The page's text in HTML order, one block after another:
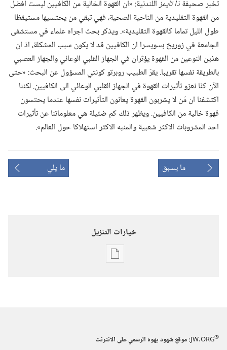
تخبر صحيفةذا تايمزاللندنية:‏ «ان القهوة الخالية من الكافيين ليست افضل
من القهوة التقليدية من الناحية الصحية،‏ فهي تبقي من يحتسيها مستيقظا
طول الليل تماما كالقهوة التقليدية».‏ ويذكر بحث اجراه علماء في مستشفى
الجامعة في زوريخ بسويسرا ان الكافيين قد لا يكون سبب المشكلة،‏ اذ ان
هذين النوعين من القهوة يؤثران في الجهاز القلبي الوعائي والجهاز العصبي
بالطريقة نفسها تقريبا.‏ يقرّ الطبيب روبرتو كونتي المسؤول عن البحث:‏ «حتى
الآن كنّا نعزو تأثيرات القهوة في الجهاز القلبي الوعائي الى الكافيين.‏ لكننا
اكتشفنا ان مَن لا يشربون القهوة يعانون التأثيرات نفسها عندما يحتسون
قهوة خالية من الكافيين.‏ ويظهر ذلك كم ضئيلة هي معلوماتنا عن تأثيرات
احد المشروبات الاكثر شعبية والمنبه الاكثر استهلاكا حول العالم».‏
ما يسبق ما يلي
خيارات التنزيل
خيارات
‎٢٠٠٣
JW.ORG®
:‏ موقع شهود يهوه الرسمي على الانترنت